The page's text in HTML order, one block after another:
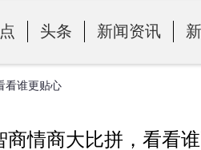
头条 新闻资讯
看谁更贴心
商情商大比拼，看看